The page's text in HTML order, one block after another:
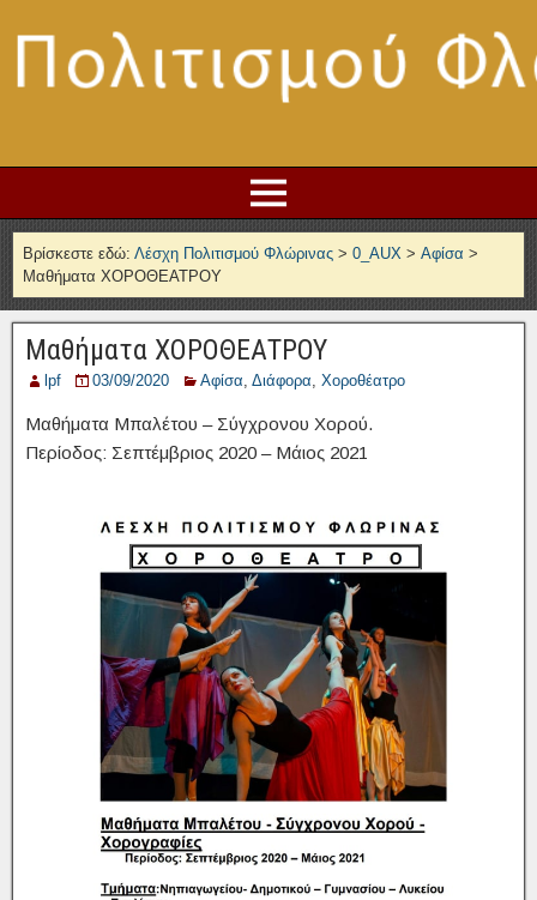
Βρίσκεστε εδώ: Λέσχη Πολιτισμού Φλώρινας > 0_AUX > Αφίσα >
Μαθήματα ΧΟΡΟΘΕΑΤΡΟΥ
Μαθήματα ΧΟΡΟΘΕΑΤΡΟΥ
lpf 03/09/2020 Αφίσα, Διάφορα, Χοροθέατρο
Μαθήματα Μπαλέτου – Σύγχρονου Χορού.
Περίοδος: Σεπτέμβριος 2020 – Μάιος 2021